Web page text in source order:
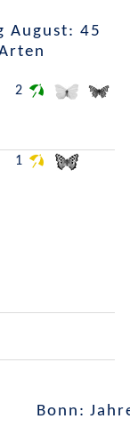
August: 45
2
1
Bonn: